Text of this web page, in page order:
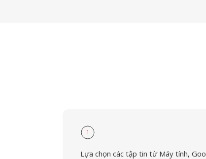
1
Lựa chọn các tập tin từ Máy tính,